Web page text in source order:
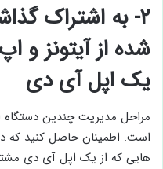
۲- به اشتراک
شده از آیتونز و
یک اپل آی دی
مراحل مدیریت چندین دستگاه
است. اطمینان حاصل کنید که
هایی که از یک اپل آی دی